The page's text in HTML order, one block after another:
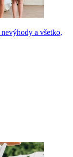
a všetko,